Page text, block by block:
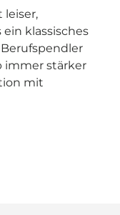
leiser,
klassisches
immer stärker
mit